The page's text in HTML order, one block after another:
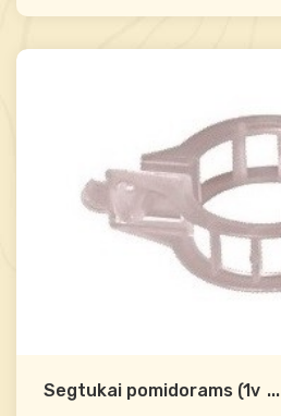
Segtukai pomidorams (1vnt)
...